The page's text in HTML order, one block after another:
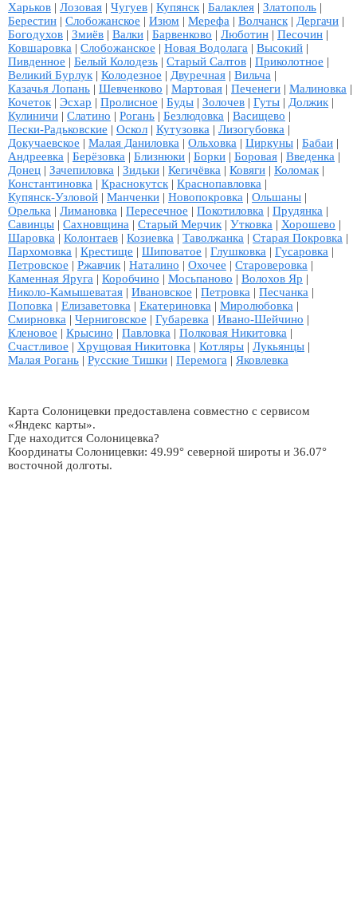
Харьков | Лозовая | Чугуев | Купянск| Балаклея | Златополь |
Берестин | Слобожанское | Изюм | Мерефа | Волчанск| Дергачи |
Богодухов | Змиёв | Валки | Барвенково | Люботин | Песочин |
Ковшаровка | Слобожанское | Новая Водолага | Высокий |
Пивденное | Белый Колодезь | Старый Салтов | Приколотное |
Великий Бурлук| Колодезное | Двуречная | Вильча |
Казачья Лопань | Шевченково | Мартовая | Печенеги | Малиновка |
Кочеток| Эсхар | Пролисное | Буды | Золочев | Гуты | Должик|
Кулиничи | Слатино | Рогань | Безлюдовка | Васищево |
Пески-Радьковские | Оскол | Кутузовка | Лизогубовка |
Докучаевское | Малая Даниловка | Ольховка | Циркуны | Бабаи |
Андреевка | Берёзовка | Близнюки | Борки | Боровая | Введенка |
Донец | Зачепиловка | Зидьки | Кегичёвка | Ковяги | Коломак|
Константиновка | Краснокутск| Краснопавловка |
Купянск-Узловой | Манченки | Новопокровка | Ольшаны |
Орелька | Лимановка | Пересечное | Покотиловка | Прудянка |
Савинцы | Сахновщина | Старый Мерчик| Утковка | Хорошево |
Шаровка | Колонтаев | Козиевка | Таволжанка | Старая Покровка |
Пархомовка | Крестище | Шиповатое | Глушковка | Гусаровка |
Петровское | Ржавчик| Наталино | Охочее | Староверовка |
Каменная Яруга | Коробчино | Мосьпаново | Волохов Яр |
Николо-Камышеватая | Ивановское | Петровка | Песчанка |
Поповка | Елизаветовка | Екатериновка | Миролюбовка |
Смирновка | Черниговское | Губаревка | Ивано-Шейчино |
Кленовое | Крысино | Павловка | Полковая Никитовка |
Счастливое | Хрущовая Никитовка | Котляры | Лукьянцы |
Малая Рогань | Русские Тишки | Перемога | Яковлевка
Карта Солоницевки предоставлена совместно с сервисом
«Яндекс карты».
Где находится Солоницевка?
Координаты Солоницевки: 49.99° северной широты и 36.07°
восточной долготы.